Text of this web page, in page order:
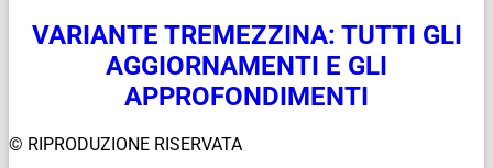
VARIANTE TREMEZZINA: TUTTI GLI
AGGIORNAMENTI E GLI
APPROFONDIMENTI
© RIPRODUZIONE RISERVATA